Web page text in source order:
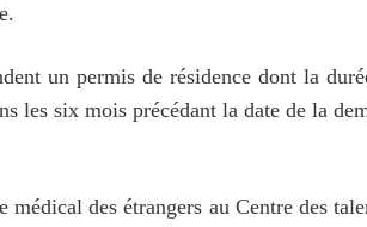
un permis de résidence dont la
les six mois précédant la date de la
des étrangers au Centre des